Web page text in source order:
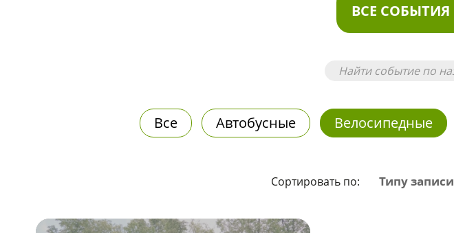
ВСЕ СОБЫТИЯ
Все Автобусные Велосипедные
Сортировать по: Типу записи